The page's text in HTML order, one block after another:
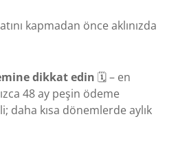
kapmadan önce aklınızda
dikkat edin 🗓️ – en
48 ay peşin ödeme
daha kısa dönemlerde aylık